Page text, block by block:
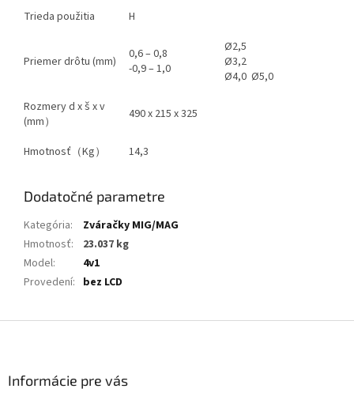
Trieda použitia
H
Priemer drôtu (mm)
0,6 – 0,8
-0,9 – 1,0
Ø2,5
Ø3,2
Ø4,0 Ø5,0
Rozmery d x š x v
(mm）
490 x 215 x 325
Hmotnosť（Kg） 14,3
Dodatočné parametre
Kategória:
Zváračky MIG/MAG
Hmotnosť:
23.037 kg
Model:
4v1
Provedení: bez LCD
Informácie pre vás